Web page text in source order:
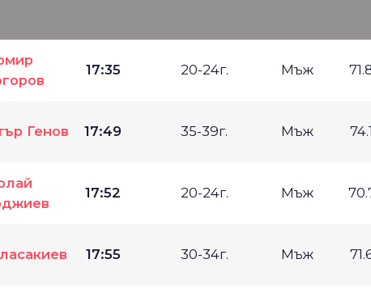
17:35 20-24г. Мъж
Генов 17:49 35-39г. Мъж
17:52 20-24г. Мъж
17:55 30-34г. Мъж